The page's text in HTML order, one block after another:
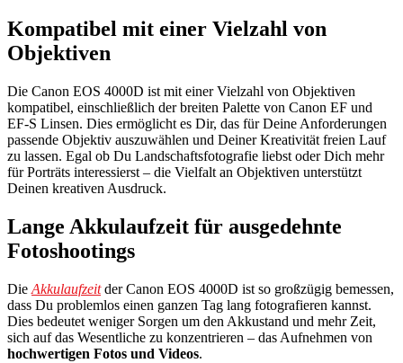
Kompatibel mit einer Vielzahl von
Objektiven
Die Canon EOS 4000D ist mit einer Vielzahl von Objektiven
kompatibel, einschließlich der breiten Palette von Canon EF und
EF-S Linsen. Dies ermöglicht es Dir, das für Deine Anforderungen
passende Objektiv auszuwählen und Deiner Kreativität freien Lauf
zu lassen. Egal ob Du Landschaftsfotografie liebst oder Dich mehr
für Porträts interessierst – die Vielfalt an Objektiven unterstützt
Deinen kreativen Ausdruck.
Lange Akkulaufzeit für ausgedehnte
Fotoshootings
Die Akkulaufzeitder Canon EOS 4000D ist so großzügig bemessen,
dass Du problemlos einen ganzen Tag lang fotografieren kannst.
Dies bedeutet weniger Sorgen um den Akkustand und mehr Zeit,
sich auf das Wesentliche zu konzentrieren – das Aufnehmen von
hochwertigen Fotos und Videos.